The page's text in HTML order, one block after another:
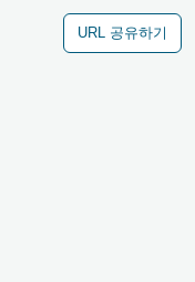
URL 공유하기